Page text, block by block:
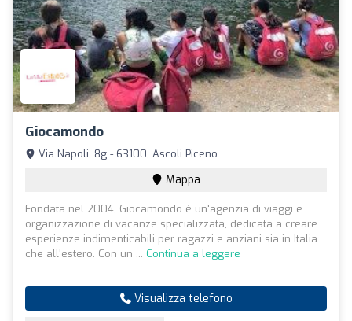
Giocamondo
Via Napoli, 8g - 63100, Ascoli Piceno
Mappa
Fondata nel 2004, Giocamondo è un'agenzia di viaggi e
organizzazione di vacanze specializzata, dedicata a creare
esperienze indimenticabili per ragazzi e anziani sia in Italia
che all'estero. Con un ... Continua a leggere
Visualizza telefono